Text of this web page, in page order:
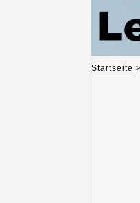
Startseite >